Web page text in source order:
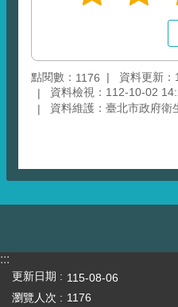
點閱數： 1176
資料更新
資料檢視：112-10-02
資料維護：臺北市政府衛
:::
更新日期
115-08-06
瀏覽人次
1176